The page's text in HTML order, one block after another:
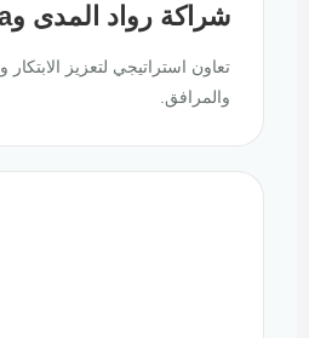
شراكة رواد المدى وBVGI Arabia
تعاون استراتيجي لتعزيز الابتكار
والمرافق.